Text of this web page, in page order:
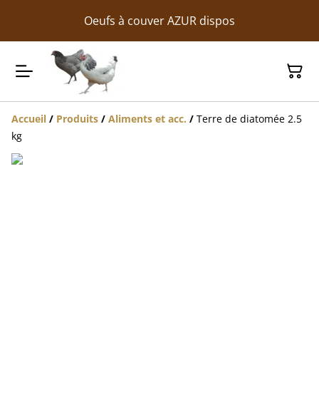
Oeufs à couver AZUR dispos
Accueil / Produits / Aliments et acc. / Terre de diatomée 2.5
kg